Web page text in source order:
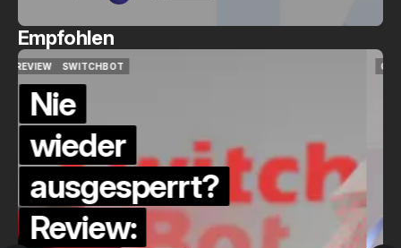
Empfohlen
QUICKCHECK
HOME ASSISTANT
Die Alexa-
Alternative?